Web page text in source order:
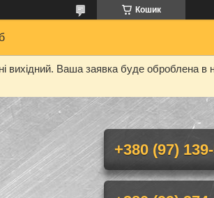
Кошик
вихідний. Ваша заявка буде оброблена в
+380 (97)